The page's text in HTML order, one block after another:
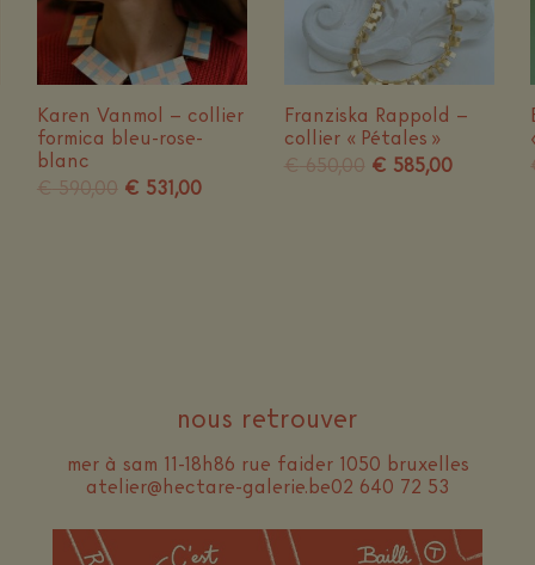
Karen Vanmol – collier
formica bleu-rose-
blanc
€590,00 Le
€ 531,00Le
Franziska Rappold –
collier « Pétales »
€650,00 Le
€ 585,00Le
nous retrouver
mer à sam 11-18h86 rue faider 1050 bruxelles
atelier@hectare-galerie.be02 640 72 53